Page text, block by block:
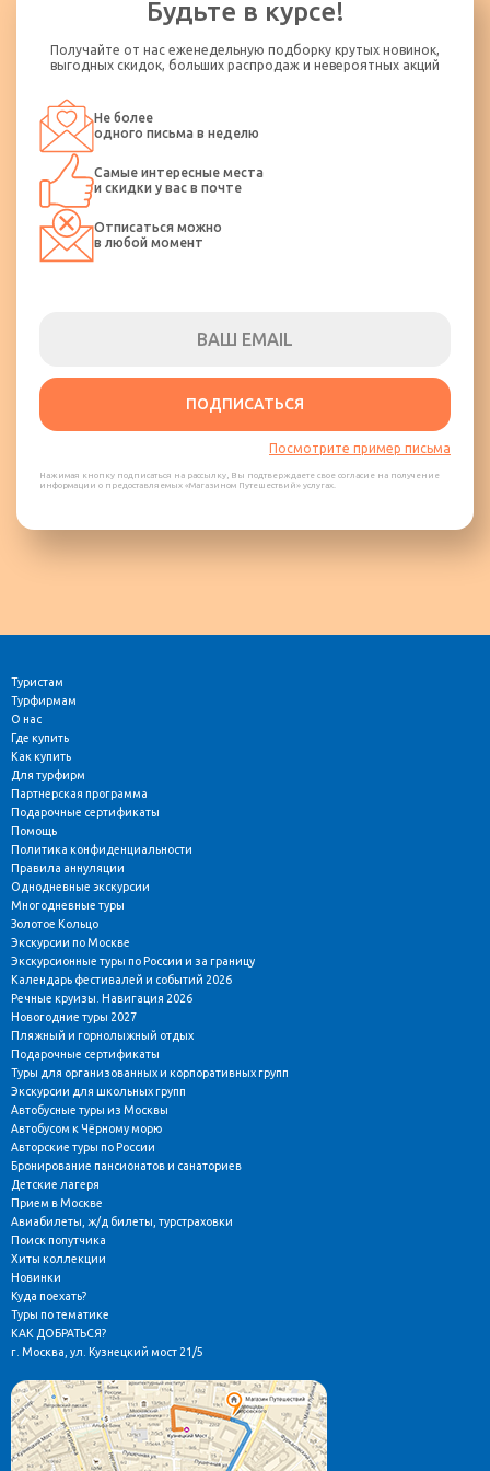
ходить по салону во время движения, а также пользоваться
Пассажир должен бережно обращаться с оборудованием
несет ответственность за ущерб, нанесенный им
транспортному средству.
Категорически запрещается распитие спиртных напитков и
курение в транспортном средстве.
Будьте в курсе!
Получайте от нас еженедельную подборку крутых новинок,
выгодных скидок, больших распродаж и невероятных акций
Не более
одного письма в неделю
Самые интересные места
и скидки у вас в почте
Отписаться можно
в любой момент
ПОДПИСАТЬСЯ
Посмотрите пример письма
Нажимая кнопку подписаться на рассылку, Вы подтверждаете свое согласие на получение
информации о предоставляемых «Магазином Путешествий» услугах.
Туристам
Турфирмам
О нас
Где купить
Как купить
Для турфирм
Партнерская программа
Подарочные сертификаты
Помощь
Политика конфиденциальности
Правила аннуляции
Однодневные экскурсии
Многодневные туры
Золотое Кольцо
Экскурсии по Москве
Экскурсионные туры по России и за границу
Календарь фестивалей и событий 2026
Речные круизы. Навигация 2026
Новогодние туры 2027
Пляжный и горнолыжный отдых
Подарочные сертификаты
Туры для организованных и корпоративных групп
Экскурсии для школьных групп
Автобусные туры из Москвы
Автобусом к Чёрному морю
Авторские туры по России
Бронирование пансионатов и санаториев
Детские лагеря
Прием в Москве
Авиабилеты, ж/д билеты, турстраховки
Поиск попутчика
Хиты коллекции
Новинки
Куда поехать?
Туры по тематике
КАК ДОБРАТЬСЯ?
г. Москва, ул. Кузнецкий мост 21/5